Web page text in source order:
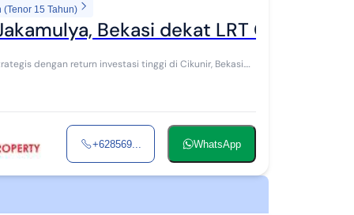
(Tenor 15 Tahun)
Bekasi dekat LRT Cikunir, SHM
dengan return investasi tinggi di Cikunir, Bekasi.
+628569... WhatsApp